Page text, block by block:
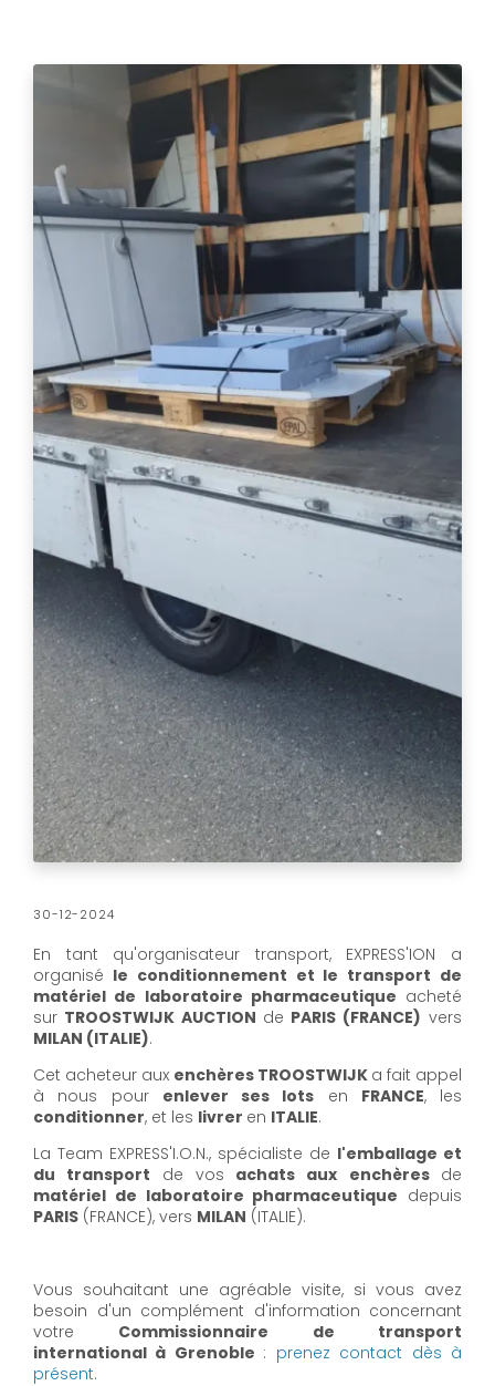
30-12-2024
En tant qu'organisateur transport, EXPRESS'ION a
organisé le conditionnement et le transport de
matériel de laboratoire pharmaceutique acheté
sur TROOSTWIJK AUCTION de PARIS (FRANCE) vers
MILAN (ITALIE).
Cet acheteur aux enchères TROOSTWIJK a fait appel
à nous pour enlever ses lots en FRANCE, les
conditionner, et les livrer en ITALIE.
La Team EXPRESS'I.O.N., spécialiste de l'emballage et
du transport de vos achats aux enchères de
matériel de laboratoire pharmaceutique depuis
PARIS (FRANCE), vers MILAN (ITALIE).
Vous souhaitant une agréable visite, si vous avez
besoin d'un complément d'information concernant
votre Commissionnaire de transport
international à Grenoble : prenez contact dès à
présent.